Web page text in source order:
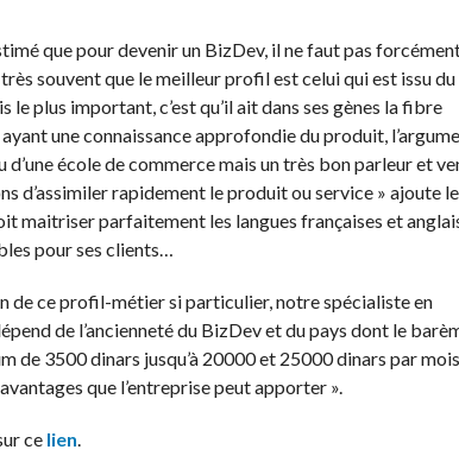
que pour devenir un BizDev, il ne faut pas
souvent que le meilleur profil est celui qui est issu
le plus important, c’est qu’il ait dans ses gènes la fibre
une connaissance approfondie du produit,
école de commerce mais un très bon parleur et
d’assimiler rapidement le produit ou service » ajoute le
maitriser parfaitement les langues françaises et
pour ses clients…
de ce profil-métier si particulier, notre spécialiste en
de l’ancienneté du BizDev et du pays dont le
de 3500 dinars jusqu’à 20000 et 25000 dinars par
que l’entreprise peut apporter ».
ce lien.